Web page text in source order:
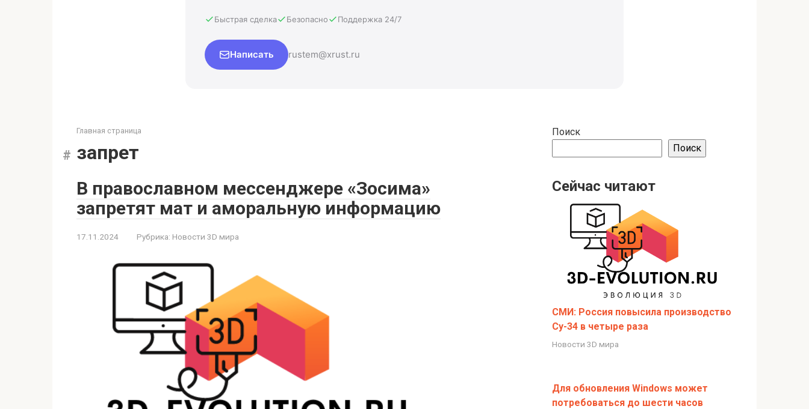
Быстрая сделка Безопасно Поддержка 24/7
Написать rustem@xrust.ru
Главная страница
запрет
В православном мессенджере «Зосима»
запретят мат и аморальную информацию
17.11.2024 Рубрика: Новости 3D мира
Поиск
Поиск
Сейчас читают
СМИ: Россия повысила производство
Су-34 в четыре раза
Новости 3D мира
Для обновления Windows может
потребоваться до шести часов